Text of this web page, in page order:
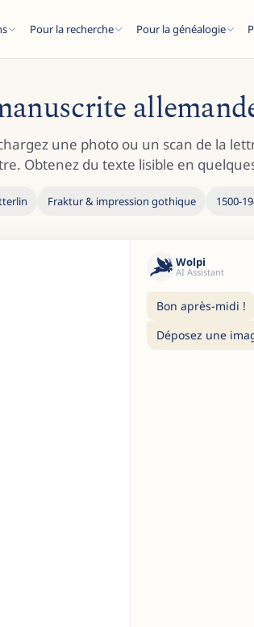
Pour la recherche Pour la généalogie
une photo ou un scan de la
Obtenez du texte lisible en
Fraktur & impression gothique 1500-
Wolpi
AI Assistant
Bon après-midi !
Déposez une